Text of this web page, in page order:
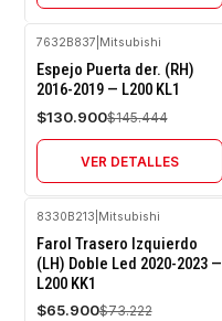
-10%
OFF
7632B837 Mitsubishi
Espejo Puerta der. (RH)
2016-2019 — L200 KL1
$130.900$145.444
VER DETALLES
-10%
OFF
Agotado
8330B213 Mitsubishi
Farol Trasero Izquierdo
(LH) Doble Led 2020-2023 —
L200 KK1
$65.900$73.222